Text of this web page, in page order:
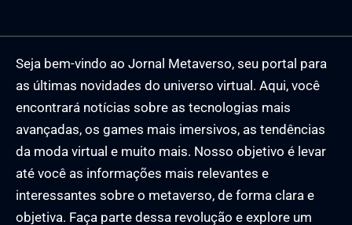
Seja bem-vindo ao Jornal Metaverso, seu portal para
as últimas novidades do universo virtual. Aqui, você
encontrará notícias sobre as tecnologias mais
avançadas, os games mais imersivos, as tendências
da moda virtual e muito mais. Nosso objetivo é levar
até você as informações mais relevantes e
interessantes sobre o metaverso, de forma clara e
objetiva. Faça parte dessa revolução e explore um